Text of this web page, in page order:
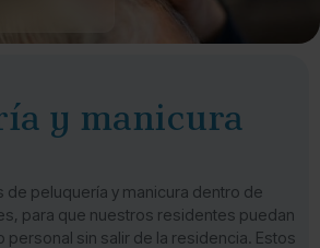
y manicura
peluquería y manicura dentro de
para que nuestros residentes puedan
personal sin salir de la residencia. Estos
Y POST-OPERATORIO